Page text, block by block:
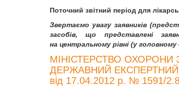
Поточний звітний період для
Звертаємо увагу заявників
засобів, що представлені
на центральному рівні (у головному
МІНІСТЕРСТВО ОХОРОНИ
ДЕРЖАВНИЙ
від 17.04.2012 р. № 1591/